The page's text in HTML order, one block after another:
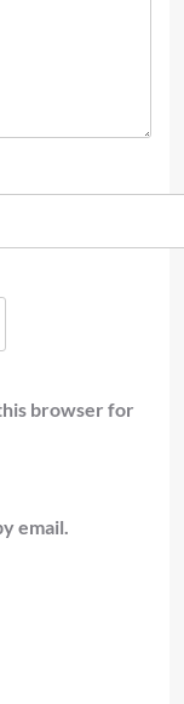
browser for
email.